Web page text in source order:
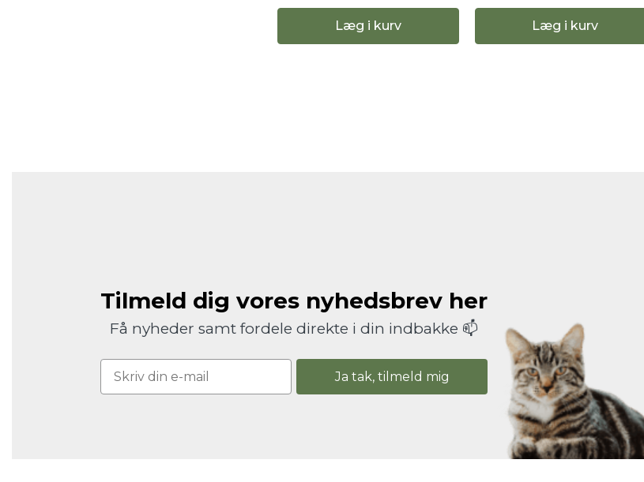
Læg i kurv Læg i kurv
Tilmeld dig vores nyhedsbrev her
Få nyheder samt fordele direkte i din indbakke 📫
Ja tak, tilmeld mig